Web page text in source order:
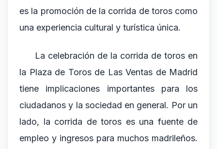
es la promoción de la corrida de toros como
una experiencia cultural y turística única.
La celebración de la corrida de toros en
la Plaza de Toros de Las Ventas de Madrid
tiene implicaciones importantes para los
ciudadanos y la sociedad en general. Por un
lado, la corrida de toros es una fuente de
empleo y ingresos para muchos madrileños.